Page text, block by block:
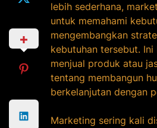
lebih sederhana,
untuk memahami
mengembangkan
kebutuhan tersebut.
menjual produk atau
tentang membangun
berkelanjutan dengan
Marketing sering kali